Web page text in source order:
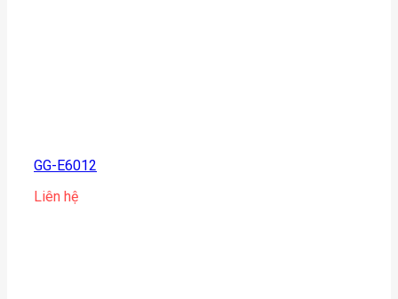
GG-E6012
Liên hệ